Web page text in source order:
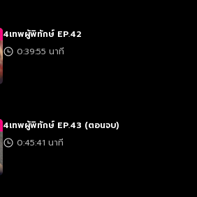
4เทพผู้พิทักษ์ EP.42
0:39:55 นาที
4เทพผู้พิทักษ์ EP.43 (ตอนจบ)
0:45:41 นาที